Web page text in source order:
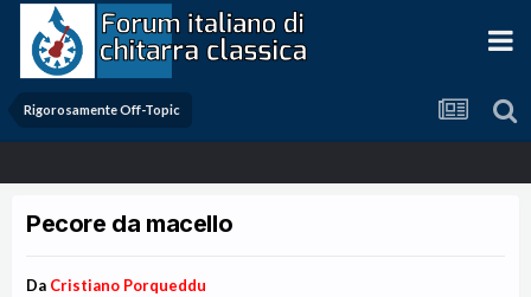
Rigorosamente Off-Topic
Pecore da macello
Da Cristiano Porqueddu